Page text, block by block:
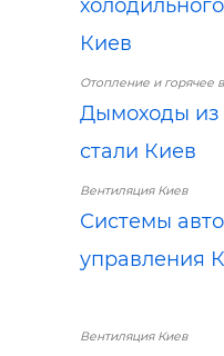
Киев
Отопление и горячее
Дымоходы
стали Киев
Вентиляция Киев
Системы
управления
Вентиляция Киев